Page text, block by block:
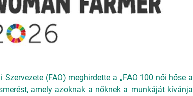
(FAO) meghirdette a „FAO 100 női hőse a
amely azoknak a nőknek a munkáját kívánja